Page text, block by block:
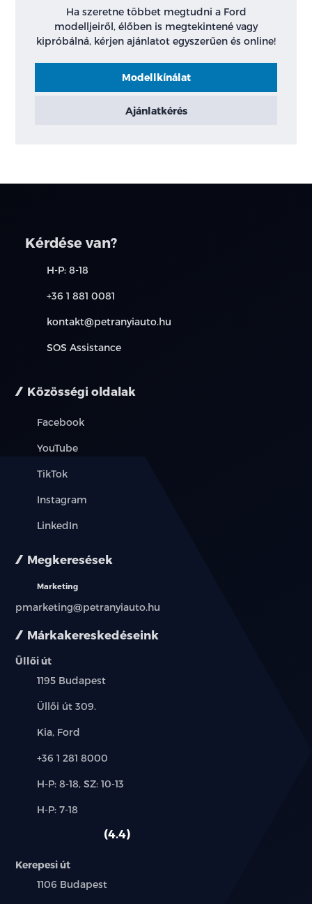
Ha szeretne többet megtudni a Ford
modelljeiről, élőben is megtekintené vagy
kipróbálná, kérjen ajánlatot egyszerűen és online!
Modellkínálat
Ajánlatkérés
Márkakereskedéseink
Üllői út
Település:
1195 Budapest
Cím:
Üllői út 309.
Márkák:
Kia, Ford
Telefon:
+36 1 281 8000
Új-
használt
H-P: 8-18, SZ: 10-13
Alkatrész,
H-P: 7-18
4.4
Kerepesi út
Település:
1106 Budapest
Kérdése van?
H-P: 8-18
+36 1 881 0081
kontakt@petranyiauto.hu
SOS Assistance
Közösségi oldalak
Facebook
YouTube
TikTok
Instagram
LinkedIn
Megkeresések
Marketing
pmarketing@petranyiauto.hu